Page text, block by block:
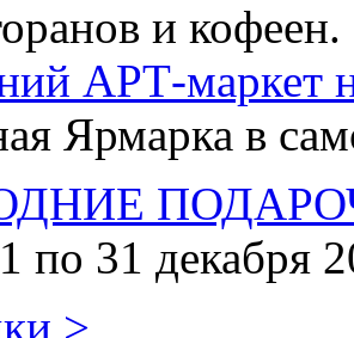
и кофеен.
АРТ-маркет
Ярмарка в
по 31 декабря
>